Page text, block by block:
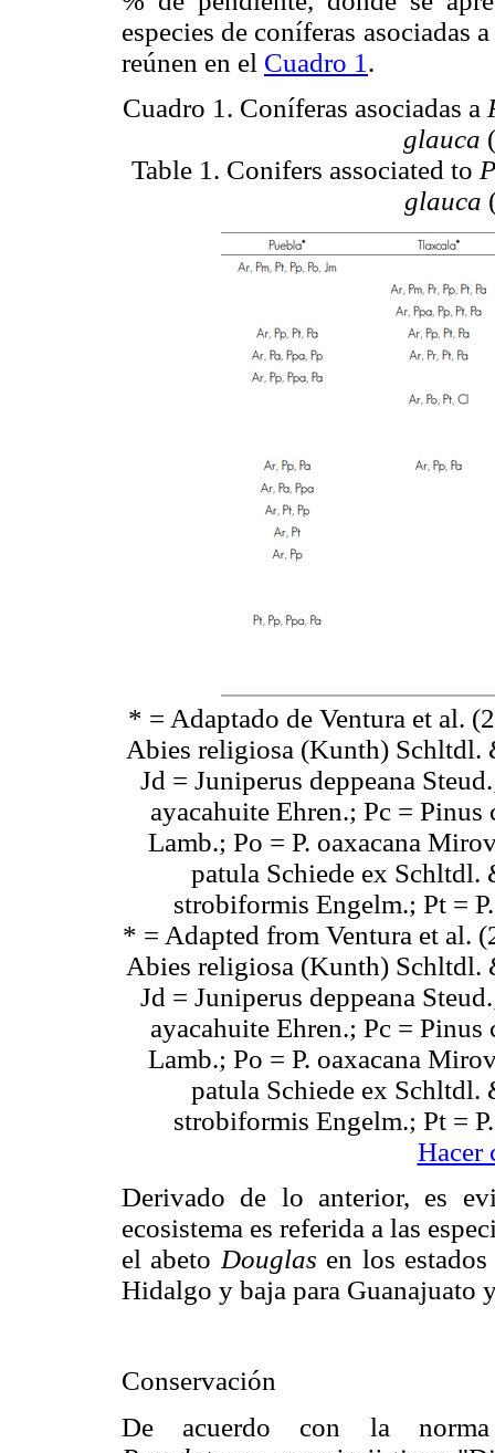
especies de coníferas asociadas
reúnen en el Cuadro 1 .
Cuadro 1. Coníferas asociadas a
glauca
Table 1. Conifers associated to
glauca
* = Adaptado de Ventura et al.
Abies religiosa (Kunth) Schltdl.
Jd = Juniperus deppeana
ayacahuite Ehren.; Pc = Pinus
Lamb.; Po = P. oaxacana
patula Schiede ex Schltdl.
strobiformis Engelm.; Pt =
* = Adapted from Ventura et al.
Abies religiosa (Kunth) Schltdl.
Jd = Juniperus deppeana
ayacahuite Ehren.; Pc = Pinus
Lamb.; Po = P. oaxacana
patula Schiede ex Schltdl.
strobiformis Engelm.; Pt =
Hacer
Derivado de lo anterior, es
ecosistema es referida a las
el abeto Douglas en los
Hidalgo y baja para Guanajuato
Conservación
De acuerdo con la norma